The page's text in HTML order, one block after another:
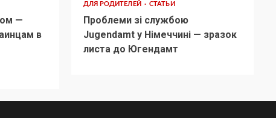
—
в
ДЛЯ РОДИТЕЛЕЙ СТАТЬИ
Проблеми зі службою
Jugendamt у Німеччині — зразок
листа до Югендамт